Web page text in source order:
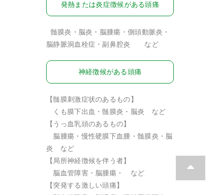
発熱または炎症徴候がある頭痛
髄膜炎・脳炎・脳腫瘍・側頭動脈炎・
脳静脈洞血栓症・副鼻腔炎 など
神経徴候がある頭痛
【髄膜刺激症状のあるもの】
くも膜下出血・髄膜炎・脳炎 など
【うっ血乳頭のあるもの】
脳腫瘍・慢性硬膜下血腫・髄膜炎・脳
炎 など
【局所神経徴候を伴う者】
脳血管障害・脳腫瘍・ など
【突発する激しい頭痛】